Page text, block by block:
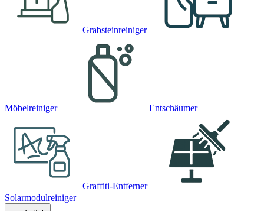
Grabsteinreiniger
Möbelreiniger Entschäumer
Graffiti-Entferner
Solarmodulreiniger